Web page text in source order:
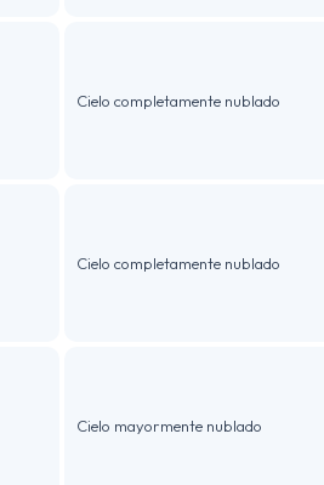
Cielo completamente nublado
Cielo completamente nublado
Cielo mayormente nublado